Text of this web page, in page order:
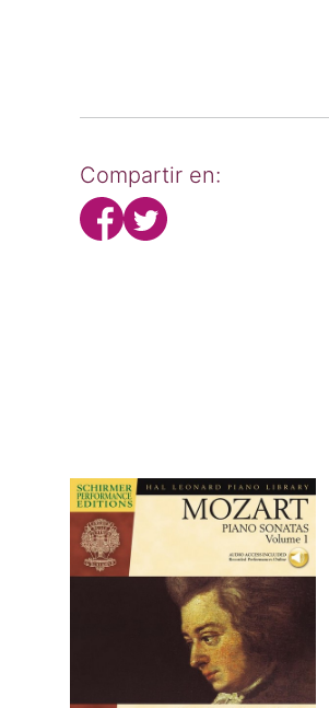
Compartir en: